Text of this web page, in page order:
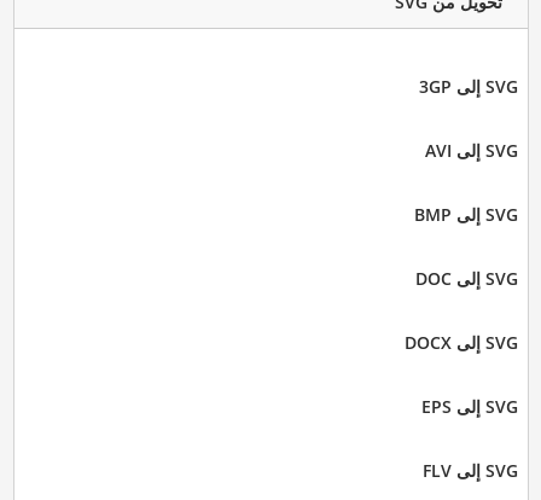
SVG إلى 3GP
SVG إلى AVI
SVG إلى BMP
SVG إلى DOC
SVG إلى DOCX
SVG إلى EPS
SVG إلى FLV